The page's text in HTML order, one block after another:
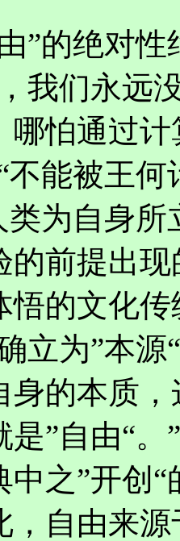
”的绝对
我们永远
哪怕通过
不能被王
类为自身
的前提出
悟的文化
立为”本
身的本质
”自由“
中之”开创
，自由来